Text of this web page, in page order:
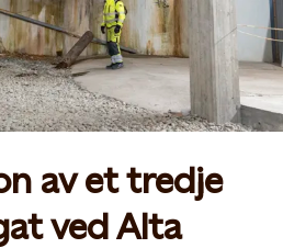
av et tredje
ved Alta